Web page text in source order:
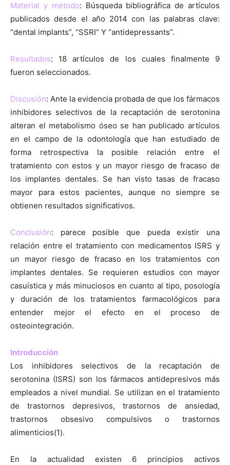
Material y método: Búsqueda bibliográfica de artículos
publicados desde el año 2014 con las palabras clave:
“dental implants”, “SSRI” Y “antidepressants”.
Resultados: 18 artículos de los cuales finalmente 9
fueron seleccionados.
Discusión: Ante la evidencia probada de que los fármacos
inhibidores selectivos de la recaptación de serotonina
alteran el metabolismo óseo se han publicado artículos
en el campo de la odontología que han estudiado de
forma retrospectiva la posible relación entre el
tratamiento con estos y un mayor riesgo de fracaso de
los implantes dentales. Se han visto tasas de fracaso
mayor para estos pacientes, aunque no siempre se
obtienen resultados significativos.
Conclusión: parece posible que pueda existir una
relación entre el tratamiento con medicamentos ISRS y
un mayor riesgo de fracaso en los tratamientos con
implantes dentales. Se requieren estudios con mayor
casuística y más minuciosos en cuanto al tipo, posología
y duración de los tratamientos farmacológicos para
entender mejor el efecto en el proceso de
osteointegración.
Introducción
Los inhibidores selectivos de la recaptación de
serotonina (ISRS) son los fármacos antidepresivos más
empleados a nivel mundial. Se utilizan en el tratamiento
de trastornos depresivos, trastornos de ansiedad,
trastornos obsesivo compulsivos o trastornos
alimenticios(1).
En la actualidad existen 6 principios activos